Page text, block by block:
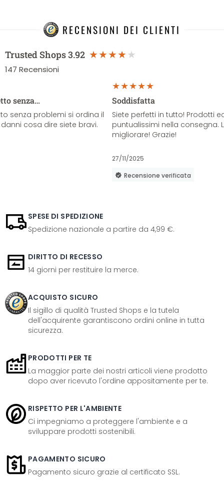
RECENSIONI DEI CLIENTI
Trusted Shops3.92
147 Recensioni
senza…
senza problemi si ordina il
cosa dire siete bravi.
Soddisfatta
Siete perfetti in tutto! Prodotti
puntualissimi nella consegna.
migliorare! Grazie!
27/11/2025
Recensione verificata
SPESE DI SPEDIZIONE
Spedizione nazionale a partire da 4,99 €.
DIRITTO DI RECESSO
14 giorni per restituire la merce.
ACQUISTO SICURO
Il sigillo di qualità Trusted Shops e la tutela
dell'acquirente garantiscono ordini online in tutta
sicurezza.
PRODOTTI PER TE
La maggior parte dei nostri articoli viene prodotto
dopo aver ricevuto l'ordine appositamente per te.
RISPETTO PER L'AMBIENTE
Ci impegniamo a proteggere l'ambiente e a
sviluppare prodotti sostenibili.
PAGAMENTO SICURO
Pagamento sicuro grazie al certificato SSL.